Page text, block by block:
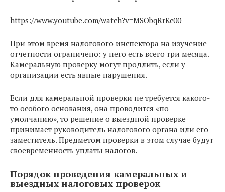
https://www.youtube.com/watch?v=MSObqRrKc00
При этом время налогового инспектора на изучение
отчетности ограничено: у него есть всего три месяца.
Камеральную проверку могут продлить, если у
организации есть явные нарушения.
Если для камеральной проверки не требуется какого-
то особого основания, она проводится «по
умолчанию», то решение о выездной проверке
принимает руководитель налогового органа или его
заместитель. Предметом проверки в этом случае будут
своевременность уплаты налогов.
Порядок проведения камеральных и
выездных налоговых проверок